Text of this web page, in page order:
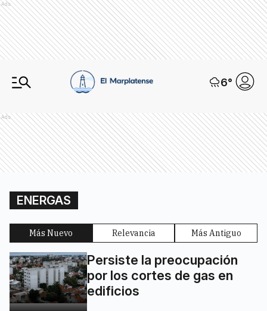
Ads
6°
Ads
ENERGAS
Más Nuevo Relevancia Más Antiguo
Persiste la preocupación
por los cortes de gas en
edificios